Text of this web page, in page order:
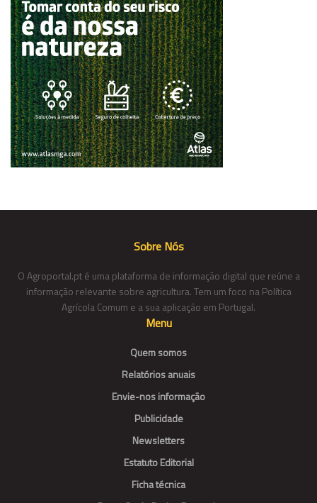
Sobre Nós
O Agroportal.pt é uma plataforma de informação digital que reúne a
informação relevante sobre agricultura. Tem um foco na Política
Agrícola Comum e a sua aplicação em Portugal.
Menu
Quem somos
Relatórios anuais
Envie-nos informação
Publicidade
Newsletters
Estatuto Editorial
Ficha técnica